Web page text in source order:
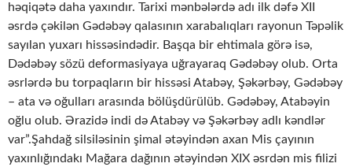
həqiqətə daha yaxındır. Tarixi mənbələrdə adı ilk dəfə XII
əsrdə çəkilən Gədəbəy qalasının xarabalıqları rayonun Təpəlik
sayılan yuxarı hissəsindədir. Başqa bir ehtimala görə isə,
Dədəbəy sözü deformasiyaya uğrayaraq Gədəbəy olub. Orta
əsrlərdə bu torpaqların bir hissəsi Atabəy, Şəkərbəy, Gədəbəy
– ata və oğulları arasında bölüşdürülüb. Gədəbəy, Atabəyin
oğlu olub. Ərazidə indi də Atabəy və Şəkərbəy adlı kəndlər
var”.Şahdağ silsiləsinin şimal ətəyindən axan Mis çayının
yaxınlığındakı Mağara dağının ətəyindən XIX əsrdən mis filizi